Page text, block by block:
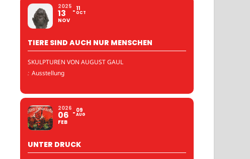
2025
13
NOV
11
OCT
TIERE SIND AUCH NUR MENSCHEN
SKULPTUREN VON AUGUST GAUL
: Ausstellung
2026
06
FEB
09
AUG
UNTER DRUCK